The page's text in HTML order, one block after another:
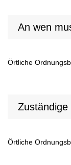
An wen
Örtliche
Zuständige
Örtliche